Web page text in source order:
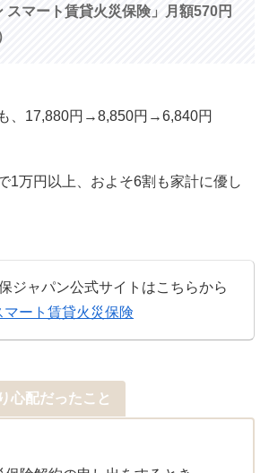
スマート賃貸火災保険」月額570円
、17,880円→8,850円→6,840円
1万円以上、およそ6割も家計に優し
ジャパン公式サイトはこちらから
マート賃貸火災保険
心配だったこと